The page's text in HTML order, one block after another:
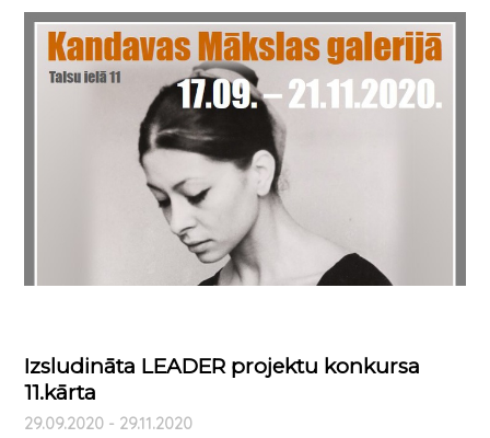
Izsludināta LEADER projektu konkursa
11.kārta
29.09.2020 - 29.11.2020